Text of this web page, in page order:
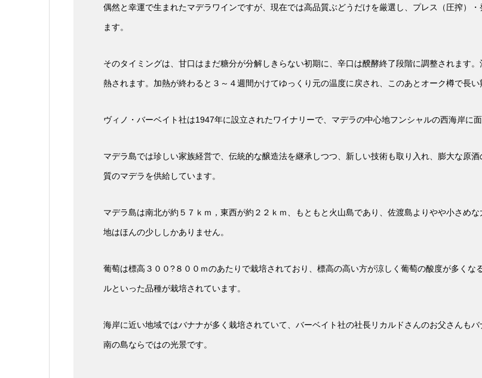
偶然と幸運で生まれたマデラワインですが、現在では高品質ぶどうだけを厳選し、プレス（圧搾）
ます。
そのタイミングは、甘口はまだ糖分が分解しきらない初期に、辛口は醗酵終了段階に調整されます
熱されます。加熱が終わると３～４週間かけてゆっくり元の温度に戻され、このあとオーク樽で長い
ヴィノ・バーベイト社は1947年に設立されたワイナリーで、マデラの中心地フンシャルの西海岸に
マデラ島では珍しい家族経営で、伝統的な醸造法を継承しつつ、新しい技術も取り入れ、膨大な原
質のマデラを供給しています。
マデラ島は南北が約５７ｋｍ，東西が約２２ｋｍ、もともと火山島であり、佐渡島よりやや小さめ
地はほんの少ししかありません。
葡萄は標高３００?８００ｍのあたりで栽培されており、標高の高い方が涼しく葡萄の酸度が多く
ルといった品種が栽培されています。
海岸に近い地域ではバナナが多く栽培されていて、バーベイト社の社長リカルドさんのお父さんも
南の島ならではの光景です。